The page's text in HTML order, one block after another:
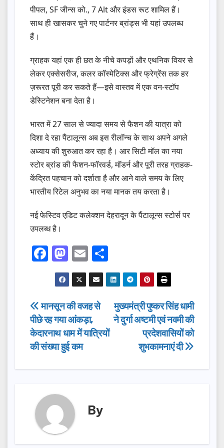
पीपल, SF जीन्स को., 7 Alt और इंडस रूट शामिल हैं।
साथ ही खासकर चुने गए पार्टनर ब्रांड्स भी यहां उपलब्ध
हैं।
ग्राहक यहां एक ही छत के नीचे कपड़ों और एथनिक वियर से
लेकर एक्सेसरीज, कलर कॉस्मेटिक्स और फ्रेग्रेंस तक हर
ज़रूरत पूरी कर सकते हैं—इसे वास्तव में एक वन-स्टॉप
डेस्टिनेशन बना देता है।
भारत में 27 साल से ज्यादा समय से फैशन की यात्रा को
दिशा दे रहा पैंटालून्‍स अब इस रीलॉन्च के साथ अपने अगले
अध्याय की शुरुआत कर रहा है। आर सिटी मॉल का नया
स्टोर ब्रांड की फैशन-फॉरवर्ड, मॉडर्न और पूरी तरह ग्राहक-
केंद्रित पहचान को दर्शाता है और आने वाले समय के लिए
भारतीय रिटेल अनुभव का नया मानक तय करता है।
नई फेस्टिव एडिट कलेक्शन देहरादून के पैंटालून्स स्टोर्स पर
उपलब्ध है।
F
a
c
e
b
o
o
k
M
a
st
o
d
o
n
E
m
ail
h
ar
e
Post
navigation
मुख्यमंत्री पुष्कर सिंह धामी
ने दुर्गा अष्टमी एवं नवमी की
प्रदेशवासियों को
शुभकामनाएं दी
मानसून की वजह से
पीछे रह गया आंकड़ा,
केदारनाथ धाम में यात्रियों
की संख्या हुई कम
By